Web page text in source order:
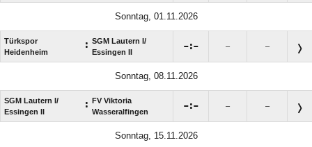
Sonntag, 01.11.2026
Türkspor
Heidenheim
: SGM Lautern I/​
Essingen II
: – –
Sonntag, 08.11.2026
SGM Lautern I/​
Essingen II
: FV Viktoria
Wasseralfingen
: – –
Sonntag, 15.11.2026